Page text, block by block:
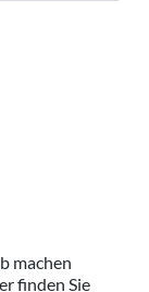
machen
finden Sie